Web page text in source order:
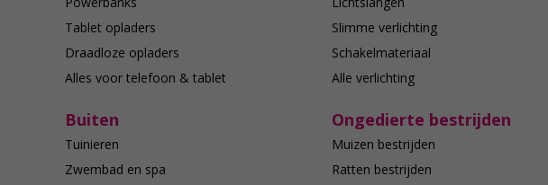
Tablet opladers
Draadloze opladers
Alles voor telefoon & tablet
Slimme verlichting
Schakelmateriaal
Alle verlichting
Buiten
Tuinieren
Zwembad en spa
Ongedierte bestrijden
Muizen bestrijden
Ratten bestrijden